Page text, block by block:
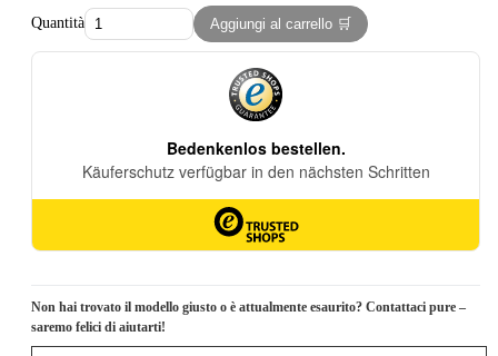
Quantità Aggiungi al carrello 🛒
Non hai trovato il modello giusto o è attualmente esaurito? Contattaci pure –
saremo felici di aiutarti!